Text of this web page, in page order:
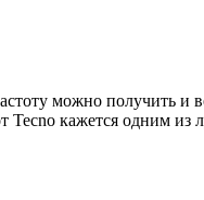
можно получить и
кажется одним из